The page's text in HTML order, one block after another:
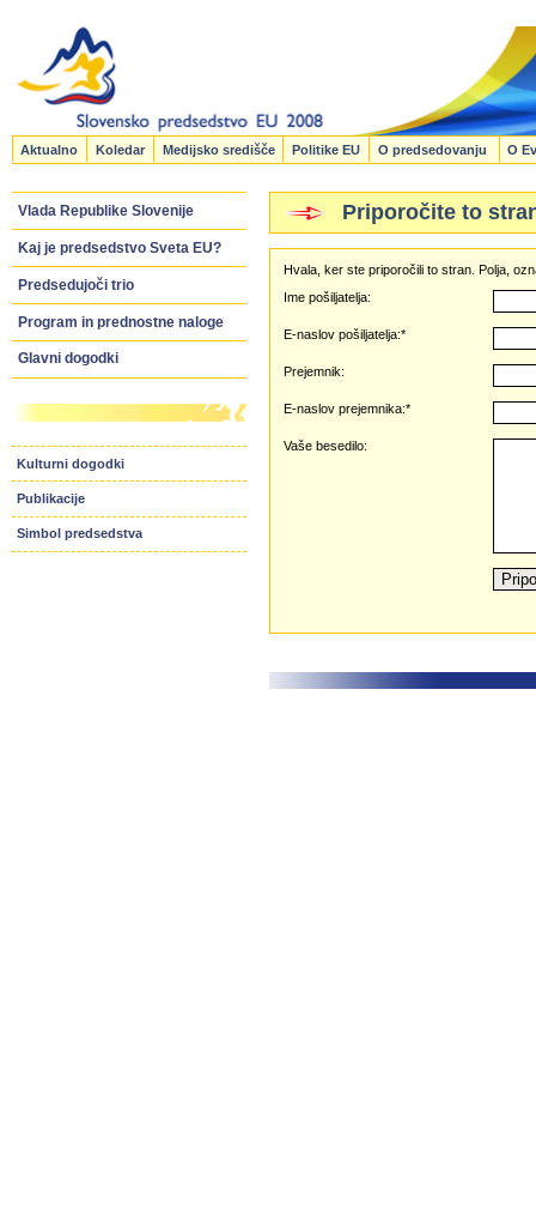
Aktualno Koledar Medijsko središče Politike EU O predsedovanju O
Vlada Republike Slovenije
Kaj je predsedstvo Sveta EU?
Predsedujoči trio
Program in prednostne naloge
Glavni dogodki
Kulturni dogodki
Publikacije
Simbol predsedstva
Priporočite to
Hvala, ker ste priporočili to stran. Polja,
Ime pošiljatelja:
E-naslov pošiljatelja:*
Prejemnik:
E-naslov prejemnika:*
Vaše besedilo: